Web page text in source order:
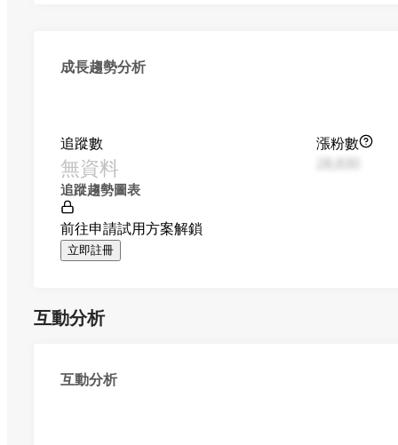
成長趨勢分析
追蹤數
無資料
漲粉數
追蹤趨勢圖表
前往申請試用方案解鎖
立即註冊
互動分析
互動分析